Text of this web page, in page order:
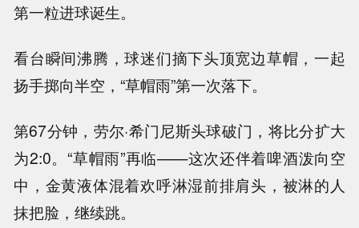
第一粒进球诞生。
看台瞬间沸腾，球迷们摘下头顶宽边草帽，一起
扬手掷向半空，“草帽雨”第一次落下。
第67分钟，劳尔·希门尼斯头球破门，将比分扩大
为2:0。“草帽雨”再临——这次还伴着啤酒泼向空
中，金黄液体混着欢呼淋湿前排肩头，被淋的人
抹把脸，继续跳。